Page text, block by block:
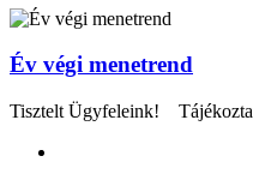
Év végi menetrend
Tisztelt Ügyfeleink!